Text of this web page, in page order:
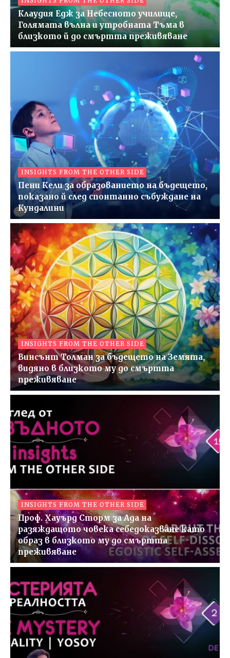
Клаудия Едж за Небесното училище,
Голямата вълна и утробната Тъма в
близкото й до смъртта преживяване
INSIGHTS FROM THE OTHER SIDE
Пени Кели за образованието на бъдещето,
показано й след спонтанно събуждане на
Кундалини
INSIGHTS FROM THE OTHER SIDE
Винсънт Толман за бъдещето на Земята,
видяно в близкото му до смъртта
преживяване
INSIGHTS FROM THE OTHER SIDE
Проф. Хауърд Сторм за Ада на
разяждащото човека себедоказване като
образ в близкото му до смъртта
преживяване